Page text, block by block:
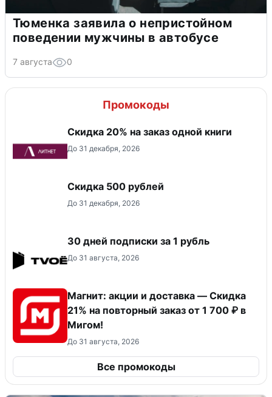
Тюменка заявила о непристойном
поведении мужчины в автобусе
7 августа 0
Промокоды
Скидка 20% на заказ одной книги
До 31 декабря, 2026
Скидка 500 рублей
До 31 декабря, 2026
30 дней подписки за 1 рубль
До 31 августа, 2026
Магнит: акции и доставка — Скидка
21% на повторный заказ от 1 700 ₽ в
Мигом!
До 31 августа, 2026
Все промокоды